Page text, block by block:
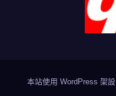
本站使用 WordPress 架設